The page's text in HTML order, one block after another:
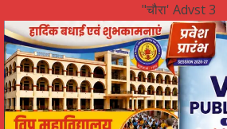
"चौरा' Advst 3